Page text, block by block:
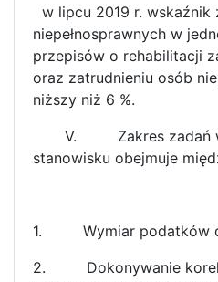
w lipcu 2019 r. wskaźnik
niepełnosprawnych w
przepisów o rehabilitacji
oraz zatrudnieniu osób
niższy niż 6 %.
V. Zakres zadań
stanowisku obejmuje
1.
Wymiar podatków
2.
Dokonywanie